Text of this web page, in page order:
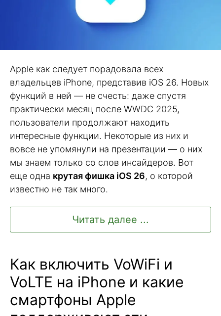
Apple как следует порадовала всех
владельцев iPhone, представив iOS 26. Новых
функций в ней — не счесть: даже спустя
практически месяц после WWDC 2025,
пользователи продолжают находить
интересные функции. Некоторые из них и
вовсе не упомянули на презентации — о них
мы знаем только со слов инсайдеров. Вот
еще одна крутая фишка iOS 26, о которой
известно не так много.
Читать далее ...
Как включить VoWiFi и
VoLTE на iPhone и какие
смартфоны Apple